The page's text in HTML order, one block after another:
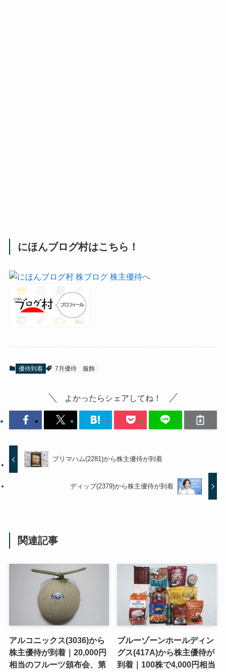
にほんブログ村はこちら！
優待到着 7月優待 服飾
よかったらシェアしてね！
プリマハム(2281)から株主優待が到着
ディップ(2379)から株主優待が到着
関連記事
アルコニックス(3036)から
株主優待が到着｜20,000円
相当のフルーツ頒布会、第
ブルーゾーンホールディン
グス(417A)から株主優待が
到着｜100株で4,000円相当